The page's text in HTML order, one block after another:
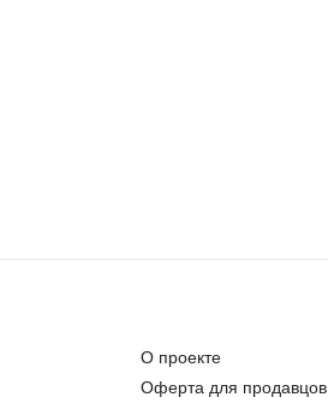
О проекте
Оферта для продавцов